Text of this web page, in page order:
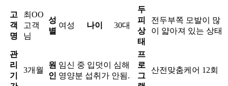
고
객
명
최OO
고객
님
성
별
여성 나이 30대
두
피
상
태
전두부쪽 모발이 많
이 얇아져 있는 상태
관
리
기
3개월
원
인
임신 중 입덧이 심해
영양분 섭취가 안됨.
프
로
그
산전맞춤케어 12회